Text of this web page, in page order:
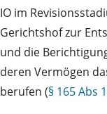
IO im
Gerichtshof zur
und die
deren Vermögen
berufen (§ 165 Abs